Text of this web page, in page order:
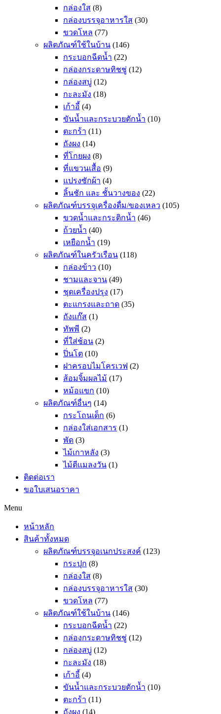
กล่องใส (8)
กล่องบรรจุอาหารใส (30)
ขวดโหล (77)
ผลิตภัณฑ์ใช้ในบ้าน (146)
กระบอกฉีดน้ำ (22)
กล่องกระดาษทิชชู่ (12)
กล่องสบู่ (12)
กะละมัง (18)
เก้าอี้ (4)
ขันน้ำและกระบวยตักน้ำ (10)
ตะกร้า (11)
ถังผง (14)
ที่โกยผง (8)
ที่แขวนเสื้อ (9)
แปรงซักผ้า (4)
ลิ้นชัก และ ชั้นวางของ (22)
ผลิตภัณฑ์บรรจุเครื่องดื่ม/ของเหลว (105)
ขวดน้ำและกระติกน้ำ (46)
ถ้วยน้ำ (40)
เหยือกน้ำ (19)
ผลิตภัณฑ์ในครัวเรือน (118)
กล่องข้าว (10)
ชามและจาน (49)
ชุดเครื่องปรุง (17)
ตะแกรงและถาด (35)
ถังแก๊ส (1)
ทัพพี (2)
ที่ใส่ช้อน (2)
ปิ่นโต (10)
ฝาครอบไมโครเวฟ (2)
ส้อมจิ้มผลไม้ (17)
หม้อแขก (10)
ผลิตภัณฑ์อื่นๆ (14)
กระโถนเด็ก (6)
กล่องใส่เอกสาร (1)
พัด (3)
ไม้เกาหลัง (3)
ไม้ตีแมลงวัน (1)
ติดต่อเรา
ขอใบเสนอราคา
Menu
หน้าหลัก
สินค้าทั้งหมด
ผลิตภัณฑ์บรรจุอเนกประสงค์ (123)
กระปุก (8)
กล่องใส (8)
กล่องบรรจุอาหารใส (30)
ขวดโหล (77)
ผลิตภัณฑ์ใช้ในบ้าน (146)
กระบอกฉีดน้ำ (22)
กล่องกระดาษทิชชู่ (12)
กล่องสบู่ (12)
กะละมัง (18)
เก้าอี้ (4)
ขันน้ำและกระบวยตักน้ำ (10)
ตะกร้า (11)
ถังผง (14)